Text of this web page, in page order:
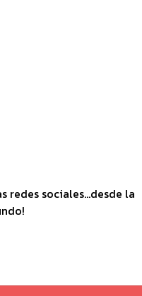
redes sociales...desde la